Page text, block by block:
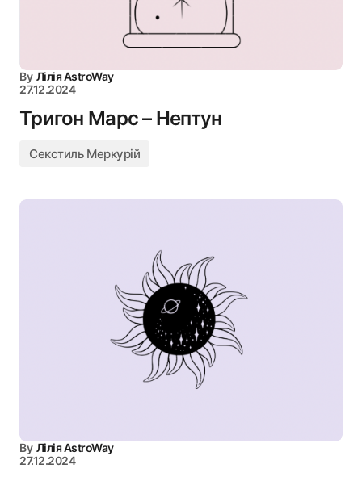
By Лілія AstroWay
27.12.2024
Тригон Марс – Нептун
Секстиль Меркурій
By Лілія AstroWay
27.12.2024